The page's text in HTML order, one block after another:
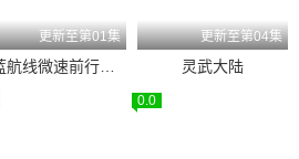
更新至第01集
碧蓝航线微速前行第二季
更新至第04集
灵武大陆
0.0